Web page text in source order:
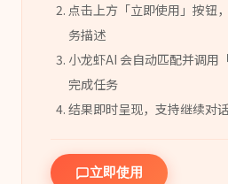
点击上方「立即使用」按钮
务描述
小龙虾AI 会自动匹配并调用
完成任务
结果即时呈现，支持继续对
立即使用